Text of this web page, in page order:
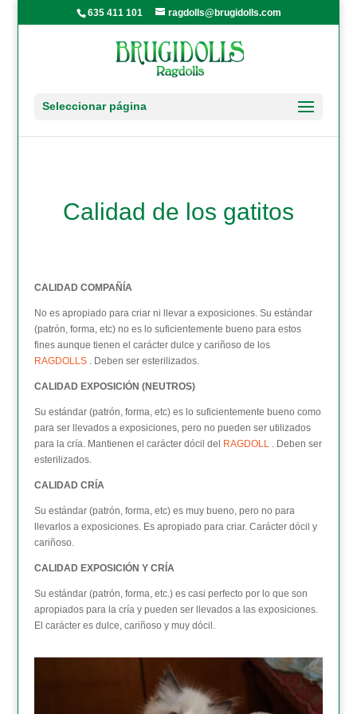
635 411 101 ragdolls@brugidolls.com
Seleccionar página
Calidad de los gatitos
CALIDAD COMPAÑÍA
No es apropiado para criar ni llevar a exposiciones. Su estándar
(patrón, forma, etc) no es lo suficientemente bueno para estos
fines aunque tienen el carácter dulce y cariñoso de los
RAGDOLLS . Deben ser esterilizados.
CALIDAD EXPOSICIÓN (NEUTROS)
Su estándar (patrón, forma, etc) es lo suficientemente bueno como
para ser llevados a exposiciones, pero no pueden ser utilizados
para la cría. Mantienen el carácter dócil del
RAGDOLL . Deben ser
esterilizados.
CALIDAD CRÍA
Su estándar (patrón, forma, etc) es muy bueno, pero no para
llevarlos a exposiciones. Es apropiado para criar. Carácter dócil y
cariñoso.
CALIDAD EXPOSICIÓN Y CRÍA
Su estándar (patrón, forma, etc.) es casi perfecto por lo que son
apropiados para la cría y pueden ser llevados a las exposiciones.
El carácter es dulce, cariñoso y muy dócil.